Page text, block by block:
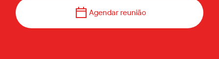
Agendar reunião